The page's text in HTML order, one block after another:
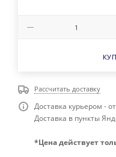
Рассчитать доставку
Доставка курьером -
Доставка в пункты
*Цена действует